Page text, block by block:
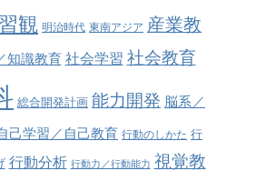
観 明治時代 東南アジア 産業教
知識教育 社会学習 社会教育
総合開発計画 能力開発 脳系／
己学習／自己教育 行動のしかた 行
行動分析 行動力／行動能力 視覚教